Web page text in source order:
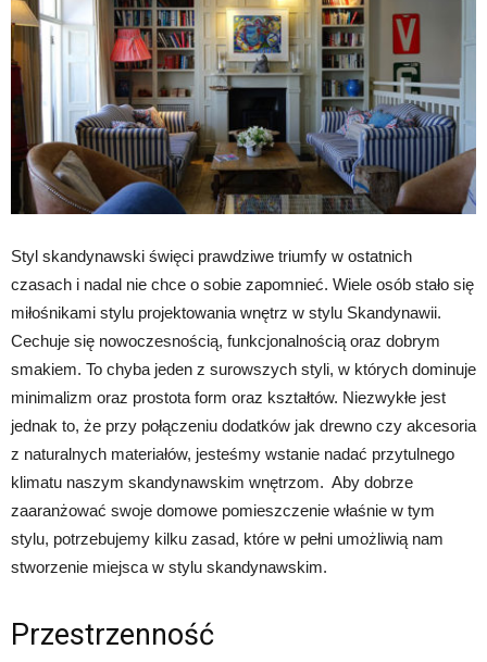
Styl skandynawski święci prawdziwe triumfy w ostatnich
czasach i nadal nie chce o sobie zapomnieć. Wiele osób stało się
miłośnikami stylu projektowania wnętrz w stylu Skandynawii.
Cechuje się nowoczesnością, funkcjonalnością oraz dobrym
smakiem. To chyba jeden z surowszych styli, w których dominuje
minimalizm oraz prostota form oraz kształtów. Niezwykłe jest
jednak to, że przy połączeniu dodatków jak drewno czy akcesoria
z naturalnych materiałów, jesteśmy wstanie nadać przytulnego
klimatu naszym skandynawskim wnętrzom. Aby dobrze
zaaranżować swoje domowe pomieszczenie właśnie w tym
stylu, potrzebujemy kilku zasad, które w pełni umożliwią nam
stworzenie miejsca w stylu skandynawskim.
Przestrzenność